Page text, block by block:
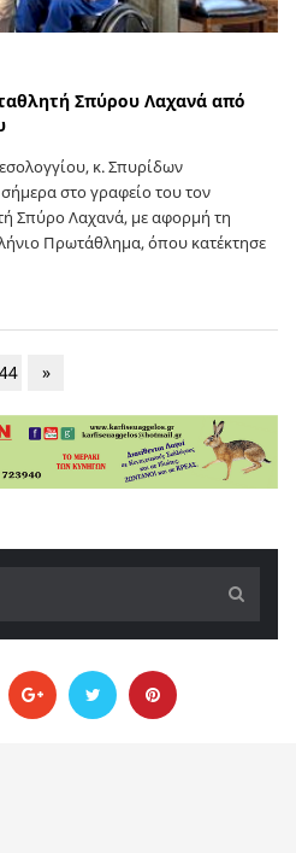
Σπύρου Λαχανά από
κ. Σπυρίδων
στο γραφείο του τον
Σπύρο Λαχανά, με αφορμή τη
Πρωτάθλημα, όπου κατέκτησε
»